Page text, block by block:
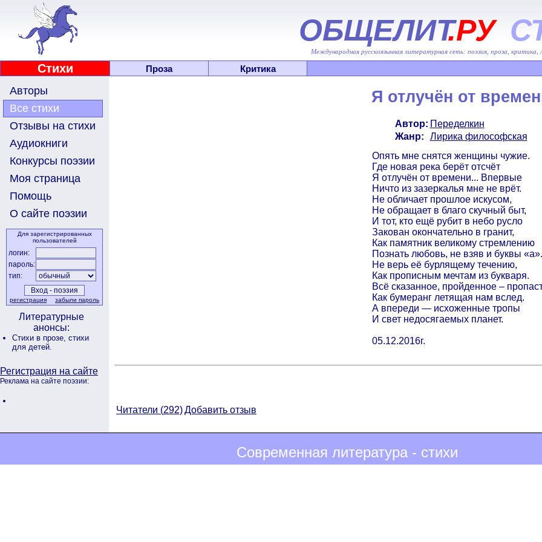
ОБЩЕЛИТ.РУ
Международная русскоязычная литературная сеть: поэзия, проза, критика,
Стихи Проза Критика
Авторы
Все стихи
Отзывы на стихи
Аудиокниги
Конкурсы поэзии
Моя страница
Помощь
О сайте поэзии
Для зарегистрированных
пользователей
логин:
пароль:
тип:
регистрация забыли пароль
Литературные
анонсы:
Стихи в прозе, стихи
для детей.
Регистрация на сайте
Реклама на сайте поэзии:
Я отлучён от
Автор: Переделкин
Жанр:
Лирика философская
Опять мне снятся женщины чужие.
Где новая река берёт отсчёт
Я отлучён от времени... Впервые
Ничто из зазеркалья мне не врёт.
Не обличает прошлое искусом,
Не обращает в благо скучный быт,
И тот, кто ещё рубит в небо русло
Закован окончательно в гранит,
Как памятник великому стремлению
Познать любовь, не взяв и буквы «а».
Не верь её бурлящему течению,
Как прописным мечтам из букваря.
Всё сказанное, пройденное –
Как бумеранг летящая нам вслед.
А впереди — исхоженные тропы
И свет недосягаемых планет.
05.12.2016г.
Читатели (292)Добавить отзыв
Современная литература - стихи